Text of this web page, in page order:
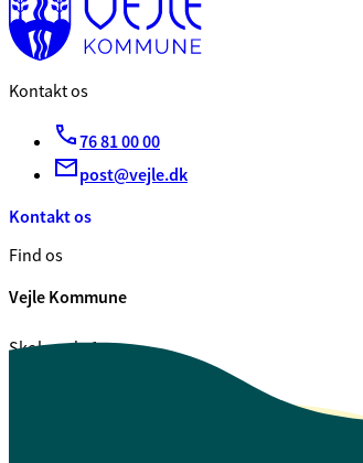
Kontakt os
76 81 00 00
post@vejle.dk
Kontakt os
Find os
Vejle Kommune
Skolegade 1